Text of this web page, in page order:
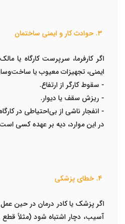
اگر کارفرما، سرپرست کارگاه یا
ایمنی، تجهیزات معیوب یا
- سقوط کارگر از ارتفاع.
- ریزش سقف یا دیوار.
- انفجار ناشی از بی‌احتیاطی در
در این موارد، دیه بر عهده کسی
اگر پزشک یا کادر درمان در حین
آسیب، دچار اشتباه شود (مثلاً